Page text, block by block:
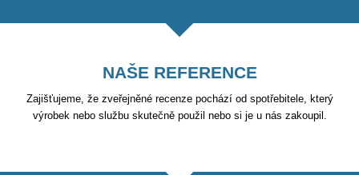
NAŠE REFERENCE
Zajišťujeme, že zveřejněné recenze pochází od spotřebitele, který
výrobek nebo službu skutečně použil nebo si je u nás zakoupil.